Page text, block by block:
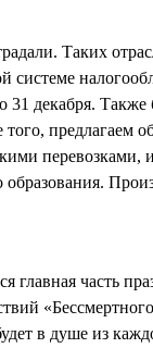
Таких
31 декабря. Также
предлагаем
перевозками,
главная часть
в душе из